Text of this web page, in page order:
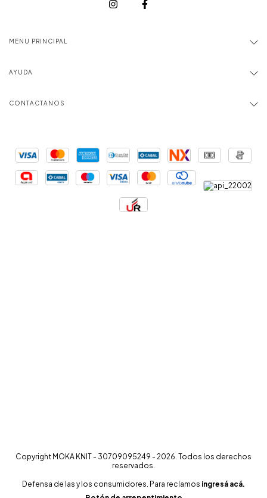
MENU PRINCIPAL
AYUDA
CONTACTANOS
Copyright MOKA KNIT - 30709095249 - 2026. Todos los derechos
reservados.
Defensa de las y los consumidores. Para reclamos ingresá acá.